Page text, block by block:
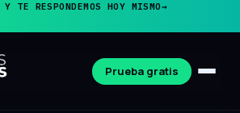
TE RESPONDEMOS HOY MISMO →
Prueba gratis